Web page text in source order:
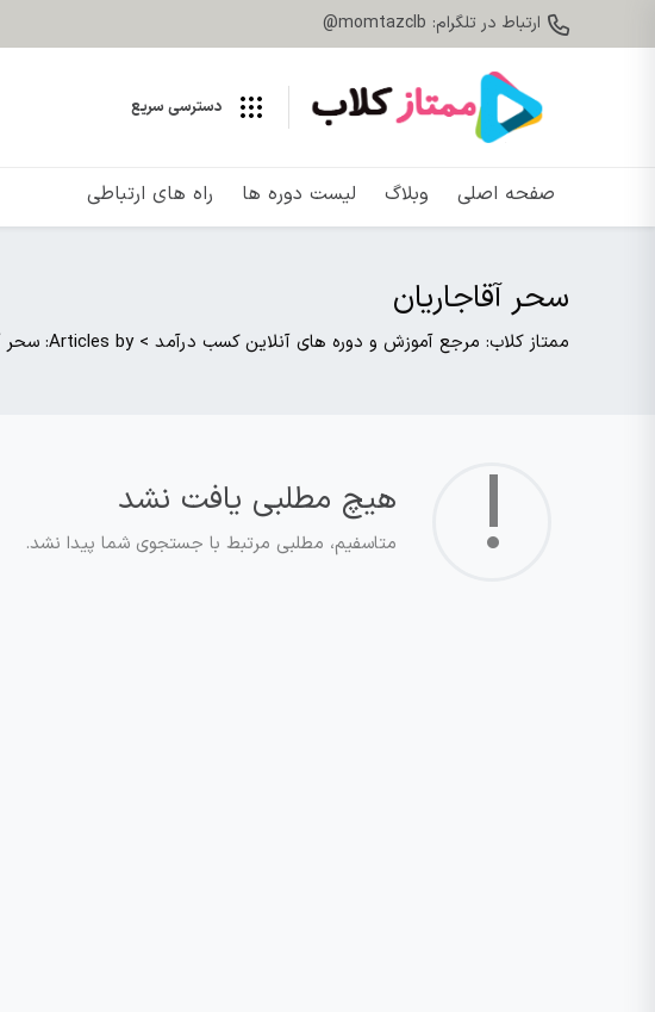
ارتباط در تلگرام: momtazclb@
دسترسی سریع
صفحه اصلی وبلاگ لیست دوره ها راه های ارتباطی
سحر آقاجاریان
ممتاز کلاب: مرجع آموزش و دوره های آنلاین کسب درآمد >Articles by: سحر آقاجاریان
! هیچ مطلبی یافت نشد
متاسفیم، مطلبی مرتبط با جستجوی شما پیدا نشد.